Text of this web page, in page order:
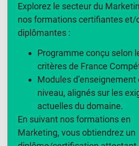
Explorez le secteur du
nos formations certifiantes et/
diplômantes :
Programme conçu selon
critères de France
Modules d’enseignement
niveau, alignés sur les
actuelles du domaine.
En suivant nos formations en
Marketing, vous obtiendrez un